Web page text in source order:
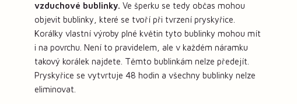
vzduchové bublinky. Ve šperku se tedy občas mohou
objevit bublinky, které se tvoří při tvrzení pryskyřice.
Korálky vlastní výroby plné květin tyto bublinky mohou mít
i na povrchu. Není to pravidelem, ale v každém náramku
takový korálek najdete. Těmto bublinkám nelze předejít.
Pryskyřice se vytvrtuje 48 hodin a všechny bublinky nelze
eliminovat.